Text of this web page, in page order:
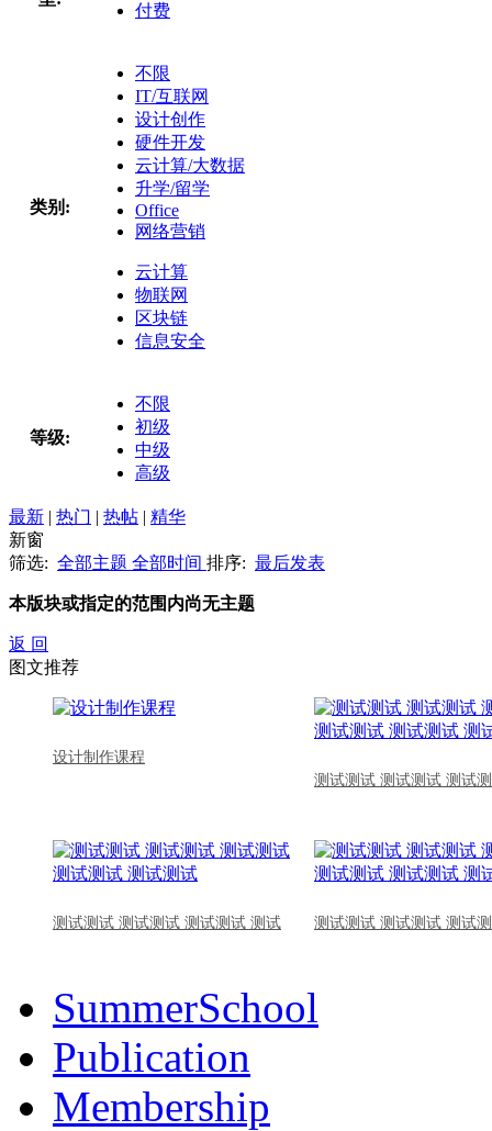
付费
类别:
不限
IT/互联网
设计创作
硬件开发
云计算/大数据
升学/留学
Office
网络营销
云计算
物联网
区块链
信息安全
等级:
不限
初级
中级
高级
最新 | 热门 | 热帖 | 精华
新窗
筛选: 全部主题 全部时间 排序: 最后发表
本版块或指定的范围内尚无主题
返 回
图文推荐
设计制作课程
测试测试 测试测试 测试
测试测试 测试测试 测试测试 测试 测试测试 测试测试 测试
SummerSchool
Publication
Membership